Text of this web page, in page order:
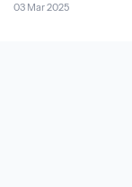
03 Mar 2025